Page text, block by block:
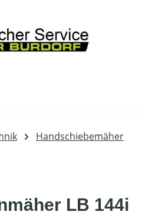
Handschiebemäher
LB 144i